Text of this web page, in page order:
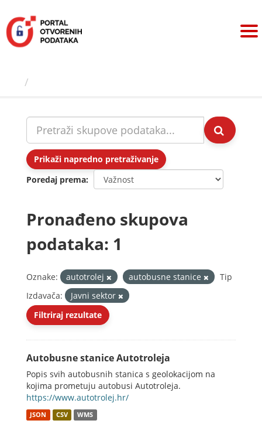
sadržaj
Prikaži napredno pretraživanje
Poredaj prema
Pronađeno skupova
podataka: 1
Oznake: autotrolej autobusne stanice
Tip
Izdavača:
Javni sektor
Filtriraj rezultate
Autobusne stanice Autotroleja
Popis svih autobusnih stanica s geolokacijom na
kojima prometuju autobusi Autotroleja.
https://www.autotrolej.hr/
JSON CSV WMS